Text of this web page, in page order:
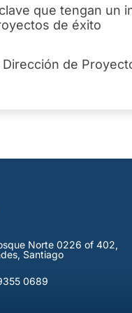
que tengan un
de éxito
de
Norte 0226 of 402,
Santiago
0689